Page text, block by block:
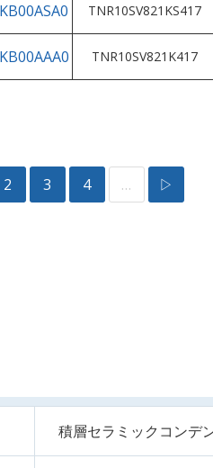
TNR10SV821KS417
TNR10SV821K417
2 3 4 … ▷
積層セラミックコンデ